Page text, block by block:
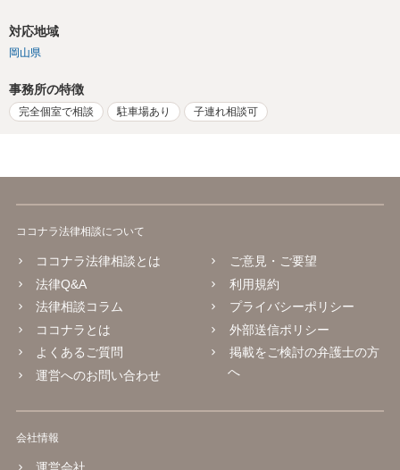
対応地域
岡山県
事務所の特徴
完全個室で相談 駐車場あり 子連れ相談可
ココナラ法律相談について
ココナラ法律相談とは
法律Q&A
法律相談コラム
ココナラとは
よくあるご質問
運営へのお問い合わせ
ご意見・ご要望
利用規約
プライバシーポリシー
外部送信ポリシー
掲載をご検討の弁護士の方
へ
会社情報